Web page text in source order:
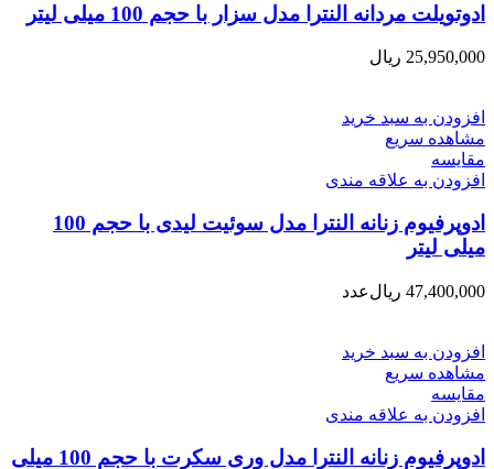
ادوتویلت مردانه النترا مدل سزار با حجم 100 میلی لیتر
25,950,000 ریال
افزودن به سبد خرید
مشاهده سریع
مقایسه
افزودن به علاقه مندی
ادوپرفیوم زنانه النترا مدل سوئیت لیدی با حجم 100
میلی لیتر
47,400,000 ریالعدد
افزودن به سبد خرید
مشاهده سریع
مقایسه
افزودن به علاقه مندی
ادوپرفیوم زنانه النترا مدل وری سکرت با حجم 100 میلی